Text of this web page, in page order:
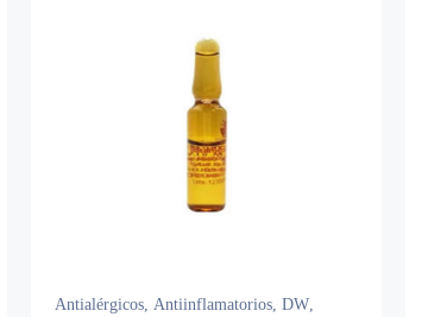
Antialérgicos, Antiinflamatorios, DW,